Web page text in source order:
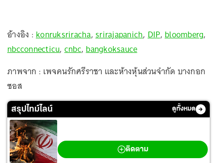
อ้างอิง : konruksriracha, srirajapanich,DIP, bloomberg,
nbcconnecticu,cnbc,bangkoksauce
ภาพจาก : เพจคนรักศรีราชา และห้างหุ้นส่วนจำกัด บางกอก
ซอส
สรุปไทม์ไลน์ ดูทั้งหมด
ติดตาม